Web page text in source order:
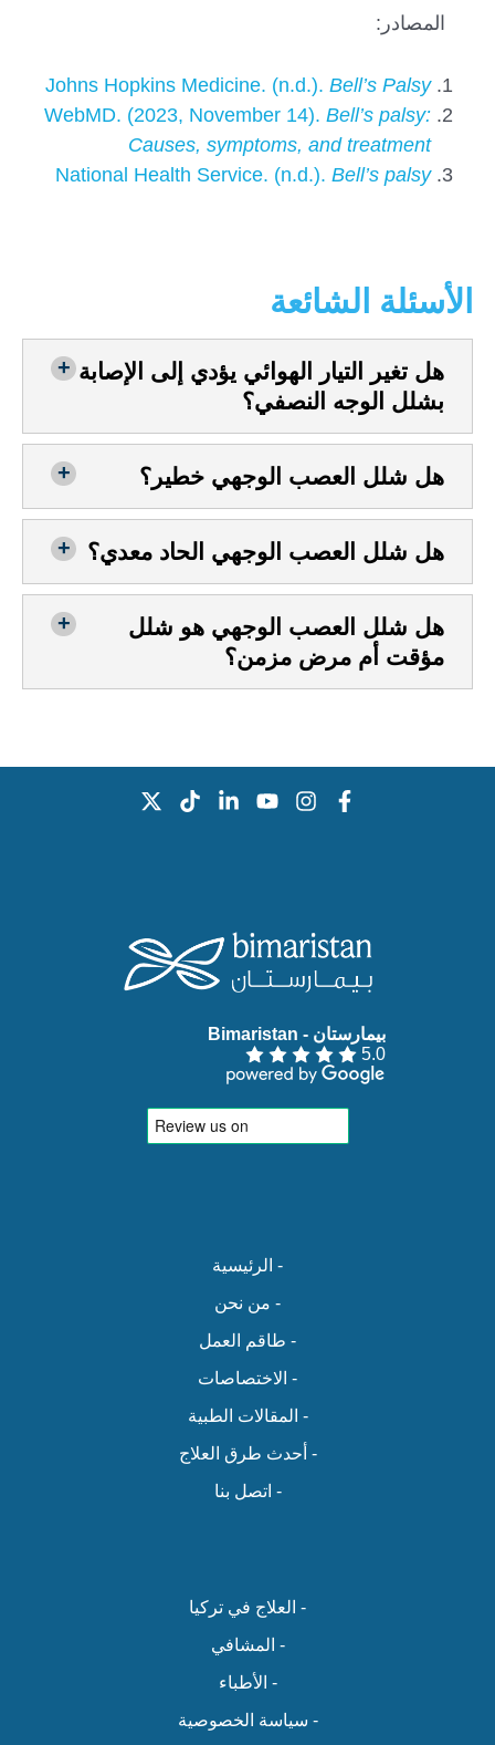
المصادر:
Johns Hopkins Medicine. (n.d.). Bell’s Palsy
WebMD. (2023, November 14). Bell’s palsy:
Causes, symptoms, and treatment
National Health Service. (n.d.). Bell’s palsy
الأسئلة الشائعة
هل تغير التيار الهوائي يؤدي إلى الإصابة
بشلل الوجه النصفي؟
هل شلل العصب الوجهي خطير؟
هل شلل العصب الوجهي الحاد معدي؟
هل شلل العصب الوجهي هو شلل
مؤقت أم مرض مزمن؟
بيمارستان - Bimaristan‏
5.0
- الرئيسية
- من نحن
- طاقم العمل
- الاختصاصات
- المقالات الطبية
- أحدث طرق العلاج
- اتصل بنا
- العلاج في تركيا
- المشافي
- الأطباء
- سياسة الخصوصية